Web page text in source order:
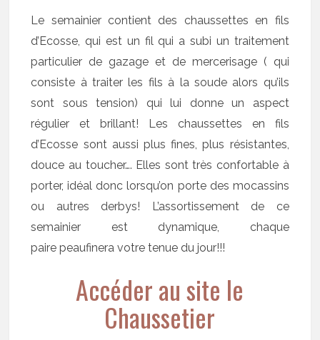
Le semainier contient des chaussettes en fils
d’Ecosse, qui est un fil qui a subi un traitement
particulier de gazage et de mercerisage ( qui
consiste à traiter les fils à la soude alors qu’ils
sont sous tension) qui lui donne un aspect
régulier et brillant! Les chaussettes en fils
d’Ecosse sont aussi plus fines, plus résistantes,
douce au toucher…. Elles sont très confortable à
porter, idéal donc lorsqu’on porte des mocassins
ou autres derbys! L’assortissement de ce
semainier est dynamique, chaque
paire peaufinera votre tenue du jour!!!
Accéder au site le
Chaussetier